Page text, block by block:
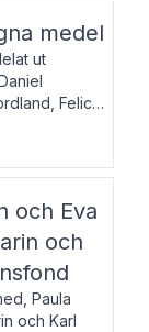
medel
ut
Felicia
och Eva
och
Paula
och Karl